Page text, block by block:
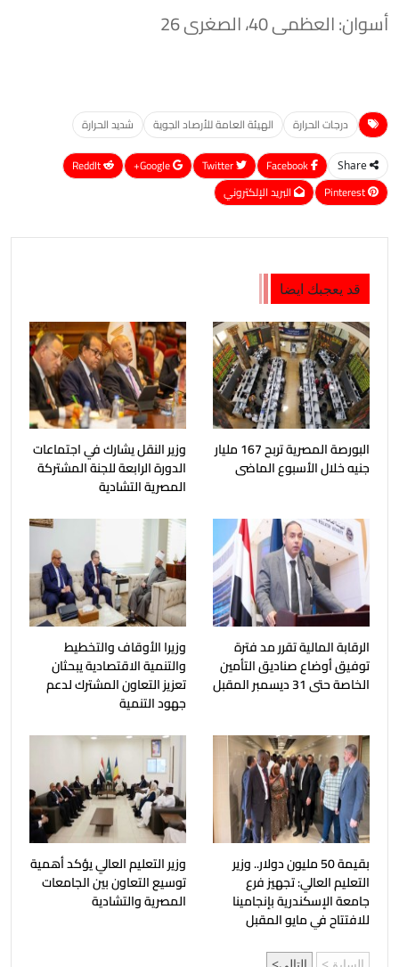
​أسوان: العظمى 40، الصغرى 26
درجات الحرارة الهيئة العامة للأرصاد الجوية شديد الحرارة
Share
Google+
ReddIt
Pinterest
البريد الإلكتروني
قد يعجبك ايضا
البورصة المصرية تربح 167 مليار
جنيه خلال الأسبوع الماضى
وزير النقل يشارك في اجتماعات
الدورة الرابعة للجنة المشتركة
المصرية التشادية
الرقابة المالية تقرر مد فترة
توفيق أوضاع صناديق التأمين
الخاصة حتى 31 ديسمبر المقبل
وزيرا الأوقاف والتخطيط
والتنمية الاقتصادية يبحثان
تعزيز التعاون المشترك لدعم
جهود التنمية
بقيمة 50 مليون دولار.. وزير
التعليم العالي: تجهيز فرع
جامعة الإسكندرية بإنجامينا
للافتتاح في مايو المقبل
وزير التعليم العالي يؤكد أهمية
توسيع التعاون بين الجامعات
المصرية والتشادية
السابق التالي